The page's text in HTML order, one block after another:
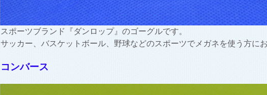
スポーツブランド『ダンロップ』のゴーグルです。
サッカー、バスケットボール、野球などのスポーツでメガネを使う方にお
コンバース